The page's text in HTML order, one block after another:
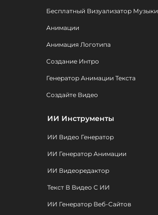
Бесплатный Визуализатор Музыки
Анимации
Анимация Логотипа
Создание Интро
Генератор Анимации Текста
Создайте Видео
ИИ Инструменты
ИИ Видео Генератор
ИИ Генератор Анимации
ИИ Видеоредактор
Текст В Видео С ИИ
ИИ Генератор Веб-Сайтов